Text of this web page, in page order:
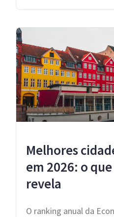
Melhores
em 2026: o
revela
O ranking anual da